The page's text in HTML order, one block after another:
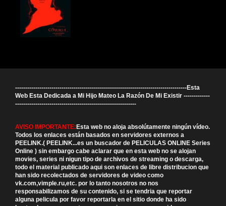
-------------------------------------------------------------------------------------Esta
Web Esta Dedicada a Mi Hijo Mateo La Razón De Mi Existir -------------
------------------------------------------------------------
AVISO IMPORTANTE:Esta web no aloja absolútamente ningún vídeo.
Todos los enlaces están basados en servidores externos a
PEELINK.( PEELINK...es un buscador de PELICULAS ONLINE Series
Online ) sin embargo cabe aclarar que en esta web no se alojan
movies, series ni nigun tipo de archivos de streaming o descarga,
todo el material publicado aqui son enlaces de libre distribucion que
han sido recolectados de servidores de video como
vk.com,vimple.ru,etc. por lo tanto nosotros no nos
responsabilizamos de su contenido, si se tendria que reportar
alguna pelicula por favor reportarla en el sitio donde ha sido